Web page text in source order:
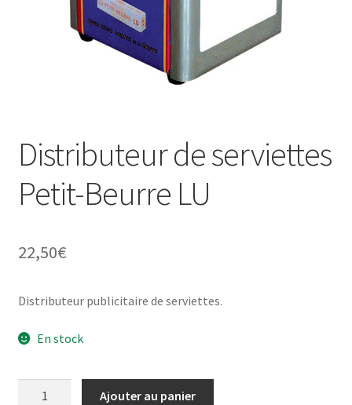
Distributeur de serviettes
Petit-Beurre LU
22,50€
Distributeur publicitaire de serviettes.
En stock
Ajouter au panier